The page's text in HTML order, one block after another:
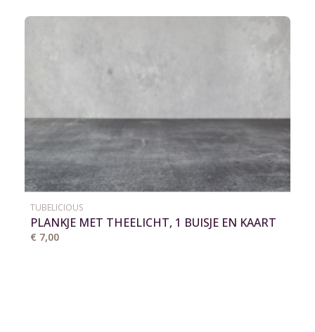
TUBELICIOUS
PLANKJE MET THEELICHT, 1 BUISJE EN KAART
€ 7,00